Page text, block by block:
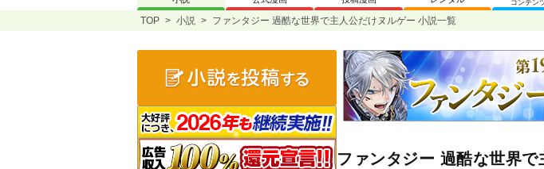
コンテン
TOP > 小説 > ファンタジー 過酷な世界で主人公だけヌルゲー 小説一覧
ファンタジー 過酷な世界